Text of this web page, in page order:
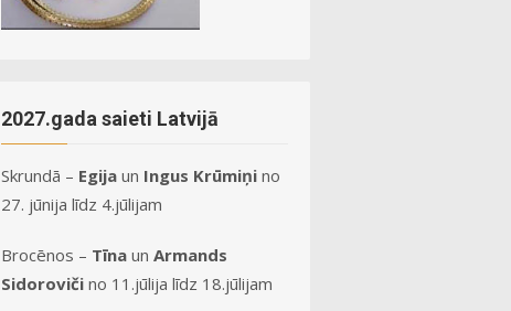
2027.gada saieti Latvijā
Skrundā – Egija un Ingus Krūmiņi no
27. jūnija līdz 4.jūlijam
Brocēnos – Tīna un Armands
Sidoroviči no 11.jūlija līdz 18.jūlijam